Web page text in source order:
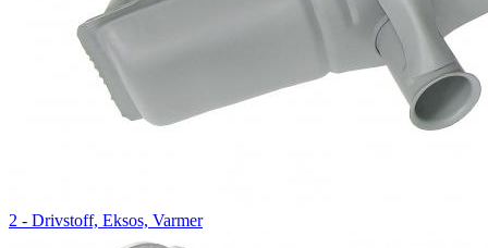
2 - Drivstoff, Eksos, Varmer